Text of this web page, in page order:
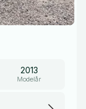
2013
Modelår